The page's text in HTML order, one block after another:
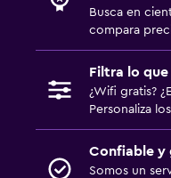
Busca en
compara
Filtra lo que
¿Wifi gratis?
Personaliza
Confiable y
Somos un